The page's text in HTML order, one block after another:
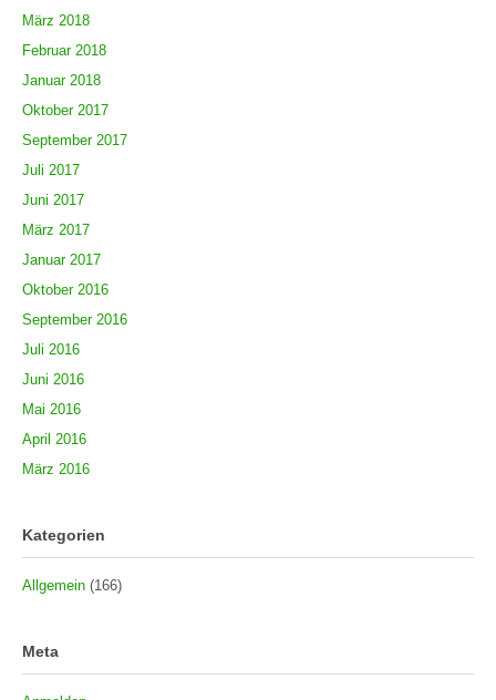
März 2018
Februar 2018
Januar 2018
Oktober 2017
September 2017
Juli 2017
Juni 2017
März 2017
Januar 2017
Oktober 2016
September 2016
Juli 2016
Juni 2016
Mai 2016
April 2016
März 2016
Kategorien
Allgemein (166)
Meta